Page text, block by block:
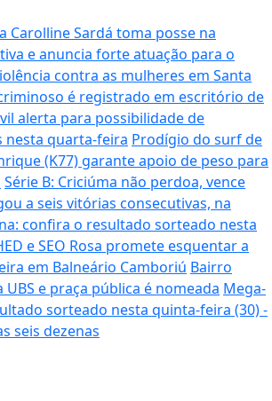
Carolline Sardá toma posse na
e anuncia forte atuação para o
contra as mulheres em Santa
é registrado em escritório de
alerta para possibilidade de
nesta quarta-feira Prodígio do surf de
(K77) garante apoio de peso para
Série B: Criciúma não perdoa, vence
a seis vitórias consecutivas, na
confira o resultado sorteado nesta
e SEO Rosa promete esquentar a
em Balneário Camboriú Bairro
e praça pública é nomeada Mega-
sorteado nesta quinta-feira (30) -
seis dezenas